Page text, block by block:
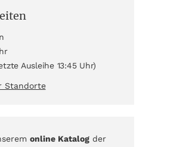
Ausleihe 13:45 Uhr)
Standorte
online Katalogder